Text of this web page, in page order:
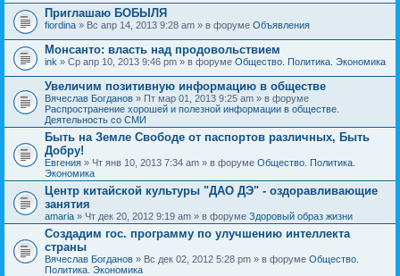
я
т
е
м
а
с
о
д
е
р
ж
и
т
о
п
р
о
с
.
о
ж
е
н
и
я
Приглашаю БОБЫЛЯ
fiordina » Вс апр 14, 2013 9:28 am » в форуме Объявления
Монсанто: власть над продовольствием
ink » Ср апр 10, 2013 9:46 pm » в форуме Общество. Политика. Экономика
Увеличим позитивную информацию в обществе
Вячеслав Богданов » Пт мар 01, 2013 9:25 am » в форуме
Распространение хорошей и полезной информации в обществе.
Деятельность со СМИ
Быть на Земле Свободе от паспортов различных, Быть
Добру!
Евгения » Чт янв 10, 2013 7:34 am » в форуме Общество. Политика.
Экономика
Центр китайской культуры "ДАО ДЭ" - оздоравливающие
занятия
amaria » Чт дек 20, 2012 9:19 am » в форуме Здоровый образ жизни
Создадим гос. программу по улучшению интеллекта
страны
Вячеслав Богданов » Вс дек 02, 2012 5:28 pm » в форуме Общество.
Политика. Экономика